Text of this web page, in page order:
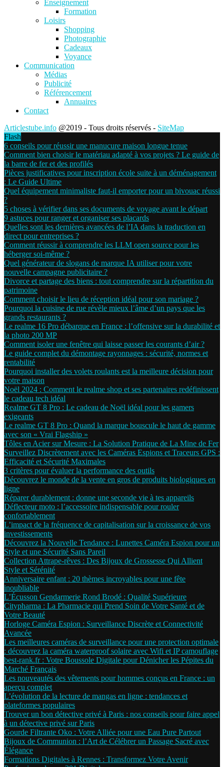
Enseignement
Formation
Loisirs
Shopping
Photographie
Cadeaux
Voyance
Communication
Médias
Publicité
Référencement
Annuaires
Contact
Articlestube.info @2019 - Tous droits réservés - SiteMap
Flash
6 conseils pour réussir une manucure maison longue tenue
Comment bien choisir le matériau adapté à vos projets ? Le guide de
la barre de fer et des profilés
Pièces justificatives pour inscription école suite à un déménagement
: Le Guide Ultime
Quel équipement minimaliste faut-il emporter pour un bivouac réussi
?
5 choses à vérifier dans ses documents de voyage avant le départ
9 astuces pour ranger et organiser ses placards
Quelles sont les dernières avancées de l’IA dans la traduction en
direct pour entreprises ?
Comment réussir à comprendre les LLM open source pour les
héberger soi-même ?
Quel générateur de slogans de marque IA utiliser pour votre
nouvelle campagne publicitaire ?
Divorce et partage des biens : tout comprendre sur la répartition du
patrimoine
Comment choisir le lieu de réception idéal pour son mariage ?
Pourquoi la cuisine de rue révèle mieux l’âme d’un pays que les
grands restaurants ?
Le realme 16 Pro débarque en France : l’offensive sur la durabilité et
la photo 200 MP
Comment isoler une fenêtre qui laisse passer les courants d’air ?
Le guide complet du démontage rayonnages : sécurité, normes et
rentabilité
Pourquoi installer des volets roulants est la meilleure décision pour
votre maison
Noël 2024 : Comment le realme shop et ses partenaires redéfinissent
le cadeau tech idéal
Realme GT 8 Pro : Le cadeau de Noël idéal pour les gamers
exigeants
Le realme GT 8 Pro : Quand la marque bouscule le haut de gamme
avec son « Vrai Flagship »
Tôles en Acier sur Mesure : La Solution Pratique de La Mine de Fer
Surveillez Discrètement avec les Caméras Espions et Traceurs GPS :
Efficacité et Sécurité Maximales
3 critères pour évaluer la performance des outils
Découvrez le monde de la vente en gros de produits biologiques en
ligne
Réparer durablement : donne une seconde vie à tes appareils
Déflecteur moto : l’accessoire indispensable pour rouler
confortablement
L’impact de la fréquence de capitalisation sur la croissance de vos
investissements
Découvrez la Nouvelle Tendance : Lunettes Caméra Espion pour un
Style et une Sécurité Sans Pareil
Collection Attrape-rêves : Des Bijoux de Grossesse Qui Allient
Style et Sérénité
Anniversaire enfant : 20 thèmes incroyables pour une fête
inoubliable
L’Écusson Gendarmerie Rond Brodé : Qualité Supérieure
Citypharma : La Pharmacie qui Prend Soin de Votre Santé et de
Votre Beauté
Horloge Caméra Espion : Surveillance Discrète et Connectivité
Avancée
Les meilleures caméras de surveillance pour une protection optimale
: découvrez la caméra waterproof solaire avec Wifi et IP camouflage
best-rank.fr : Votre Boussole Digitale pour Dénicher les Pépites du
Marché Français
Les nouveautés des vêtements pour hommes conçus en France : un
aperçu complet
L’évolution de la lecture de mangas en ligne : tendances et
plateformes populaires
Trouver un bon détective privé à Paris : nos conseils pour faire appel
à un détective privé sur Paris
Gourde Filtrante Oko : Votre Alliée pour une Eau Pure Partout
Bijoux de Communion : l’Art de Célébrer un Passage Sacré avec
Élégance
Formations Digitales à Rennes : Transformez Votre Avenir